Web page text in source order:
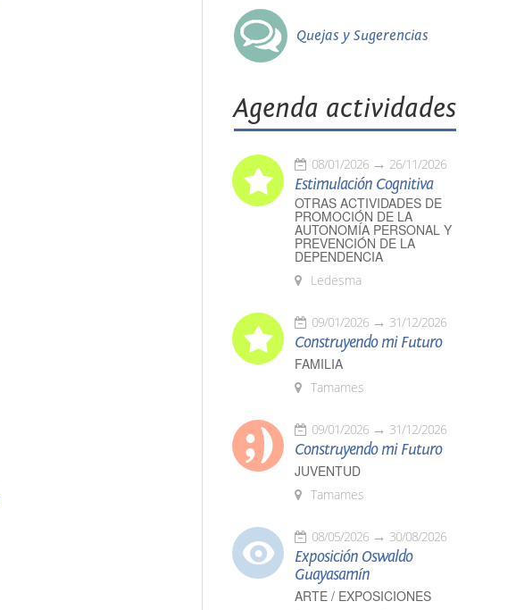
Quejas y Sugerencias
Agenda actividades
08/01/2026 26/11/2026
Estimulación Cognitiva
OTRAS ACTIVIDADES DE
PROMOCIÓN DE LA
AUTONOMÍA PERSONAL Y
PREVENCIÓN DE LA
DEPENDENCIA
Ledesma
09/01/2026 31/12/2026
Construyendo mi Futuro
FAMILIA
Tamames
09/01/2026 31/12/2026
Construyendo mi Futuro
JUVENTUD
Tamames
08/05/2026 30/08/2026
Exposición Oswaldo
Guayasamín
ARTE / EXPOSICIONES